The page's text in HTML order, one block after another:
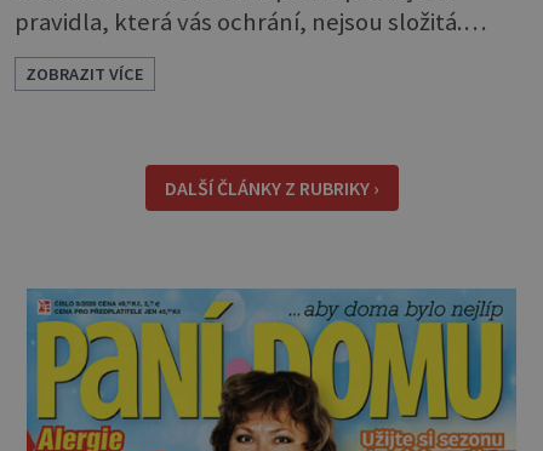
pravidla, která vás ochrání, nejsou složitá.
Riziko na talíři Drtivou většinu cestovatelských
průjmů vyvolávají fekální bakterie. Do kuchyně
přípravě a výdeji jídla se snadno rozšíří ze
zeleninového salátu i na další potraviny. Dobro
ZOBRAZIT VÍCE
DALŠÍ ČLÁNKY Z RUBRIKY ›